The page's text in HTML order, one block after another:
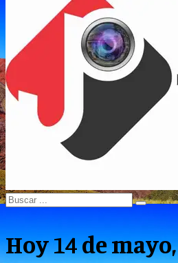
Search
for:
Search
Hoy 14 de